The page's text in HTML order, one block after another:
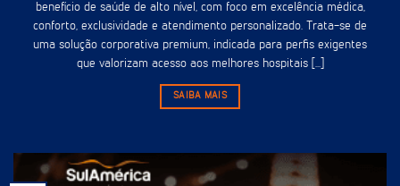
benefício de saúde de alto nível, com foco em excelência médica,
conforto, exclusividade e atendimento personalizado. Trata-se de
uma solução corporativa premium, indicada para perfis exigentes
que valorizam acesso aos melhores hospitais [...]
SAIBA MAIS